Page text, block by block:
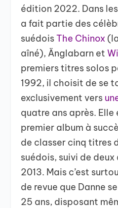
édition 2022. Dans
a fait partie des
suédoisThe Chinox
aîné), Änglabarn et
premiers titres solos
1992, il choisit de se
exclusivement vers
quatre ans après. Elle
premier album à
de classer cinq titres
suédois, suivi de deux
2013. Mais c’est
de revue que Danne
25 ans, disposant